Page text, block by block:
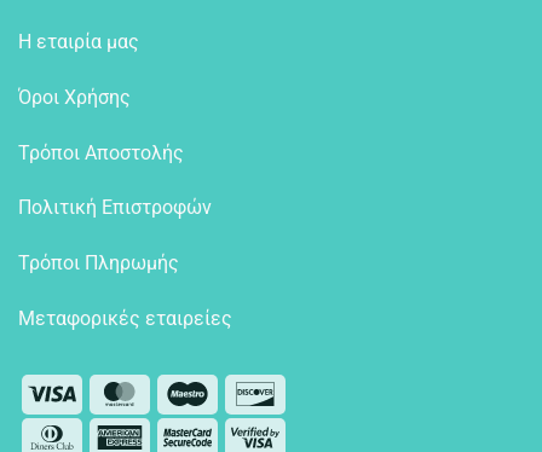
Η εταιρία μας
Όροι Χρήσης
Τρόποι Αποστολής
Πολιτική Επιστροφών
Τρόποι Πληρωμής
Μεταφορικές εταιρείες
Visa MasterCardMaestro
Dinners
AmericanMasterCard
Visa